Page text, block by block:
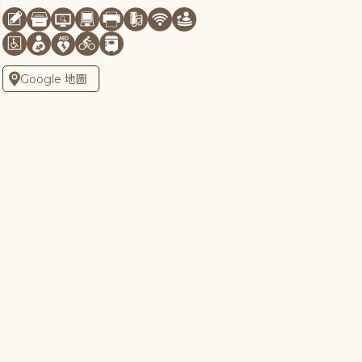
Google 地圖